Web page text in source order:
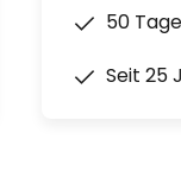
50
Seit 25